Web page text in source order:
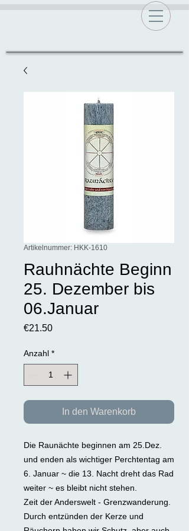
Artikelnummer: HKK-1610
Rauhnächte Beginn
25. Dezember bis
06.Januar
€21.50Preis
Anzahl *
In den Warenkorb
Die Raunächte beginnen am 25.Dez.
und enden als wichtiger Perchtentag am
6. Januar ~ die 13. Nacht dreht das Rad
weiter ~ es bleibt nicht stehen.
Zeit der Anderswelt - Grenzwanderung.
Durch entzünden der Kerze und